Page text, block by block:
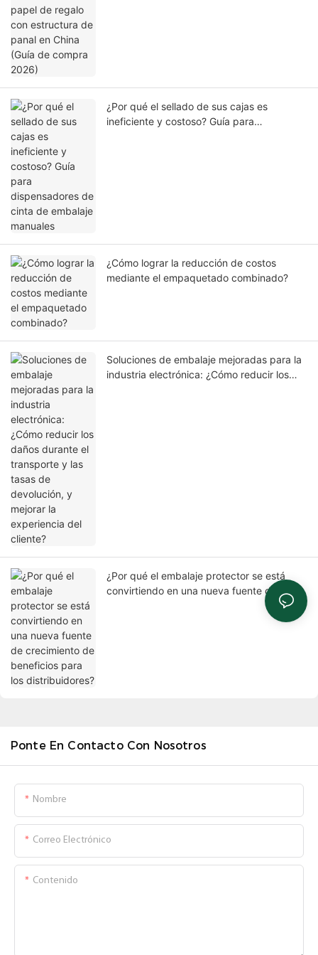
¿Por qué el sellado de sus cajas es
ineficiente y costoso? Guía para
¿Cómo lograr la reducción de costos
mediante el empaquetado combinado?
Soluciones de embalaje mejoradas para la
industria electrónica: ¿Cómo reducir los
¿Por qué el embalaje protector se está
convirtiendo en una nueva fuente de
crecimiento de beneficios para los
Ponte En Contacto Con Nosotros
Nombre
Correo Electrónico
Contenido